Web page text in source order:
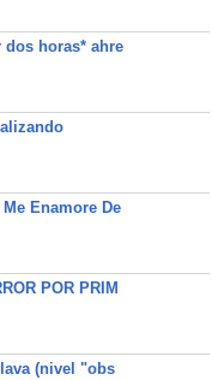
dos horas* ahre
Enamore De
POR PRIM
(nivel "obs